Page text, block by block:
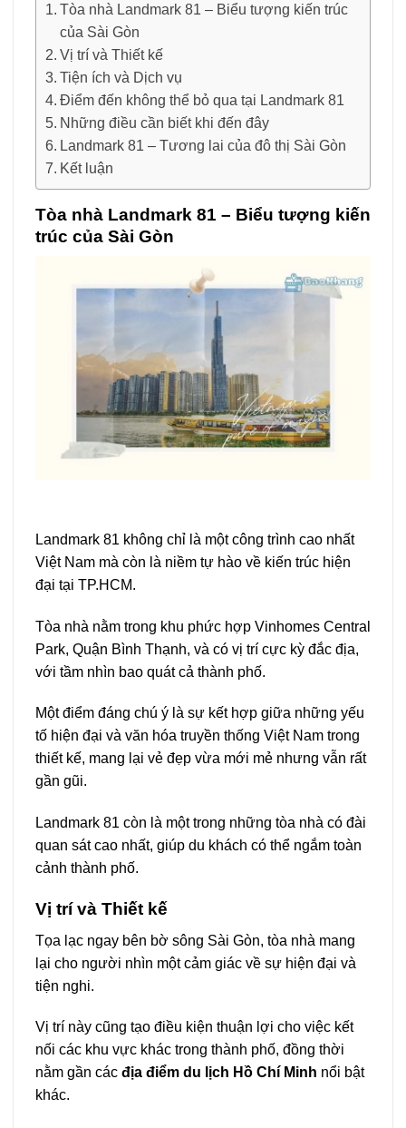
Tòa nhà Landmark 81 – Biểu tượng kiến trúc
của Sài Gòn
Vị trí và Thiết kế
Tiện ích và Dịch vụ
Điểm đến không thể bỏ qua tại Landmark 81
Những điều cần biết khi đến đây
Landmark 81 – Tương lai của đô thị Sài Gòn
Kết luận
Tòa nhà Landmark 81 – Biểu tượng kiến
trúc của Sài Gòn
Landmark 81 không chỉ là một công trình cao nhất
Việt Nam mà còn là niềm tự hào về kiến trúc hiện
đại tại TP.HCM.
Tòa nhà nằm trong khu phức hợp Vinhomes Central
Park, Quận Bình Thạnh, và có vị trí cực kỳ đắc địa,
với tầm nhìn bao quát cả thành phố.
Một điểm đáng chú ý là sự kết hợp giữa những yếu
tố hiện đại và văn hóa truyền thống Việt Nam trong
thiết kế, mang lại vẻ đẹp vừa mới mẻ nhưng vẫn rất
gần gũi.
Landmark 81 còn là một trong những tòa nhà có đài
quan sát cao nhất, giúp du khách có thể ngắm toàn
cảnh thành phố.
Vị trí và Thiết kế
Tọa lạc ngay bên bờ sông Sài Gòn, tòa nhà mang
lại cho người nhìn một cảm giác về sự hiện đại và
tiện nghi.
Vị trí này cũng tạo điều kiện thuận lợi cho việc kết
nối các khu vực khác trong thành phố, đồng thời
nằm gần các địa điểm du lịch Hồ Chí Minh nổi bật
khác.